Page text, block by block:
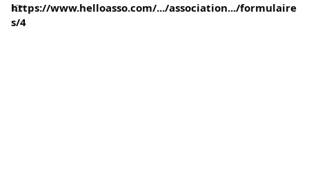
https://www.helloasso.com/.../association.../formulaire
s/4